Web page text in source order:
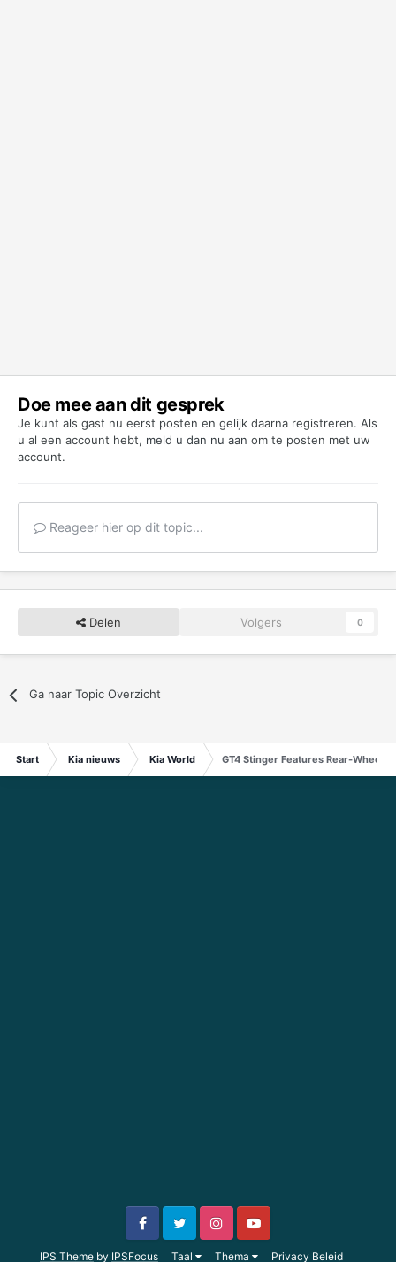
Doe mee aan dit gesprek
Je kunt als gast nu eerst posten en gelijk daarna registreren. Als
u al een account hebt, meld u dan nu aan om te posten met uw
account.
Reageer hier op dit topic...
Delen Volgers 0
Ga naar Topic Overzicht
Start Kia nieuws Kia World GT4 Stinger Features Rear-Wheel
IPS Theme by IPSFocus Taal Thema Privacy Beleid